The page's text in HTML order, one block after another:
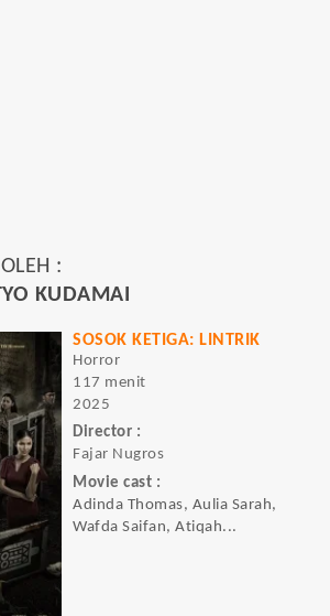
:
KUDAMAI
SOSOK KETIGA: LINTRIK
Horror
117 menit
2025
Director :
Fajar Nugros
Movie cast :
Adinda Thomas, Aulia Sarah,
Wafda Saifan, Atiqah...